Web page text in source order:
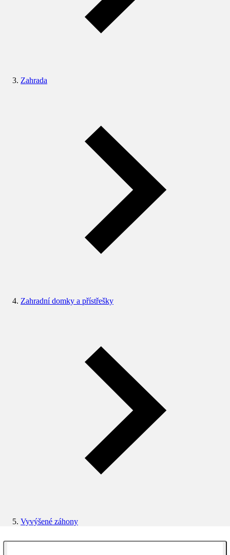
Zahrada
Zahradní domky a přístřešky
Vyvýšené záhony